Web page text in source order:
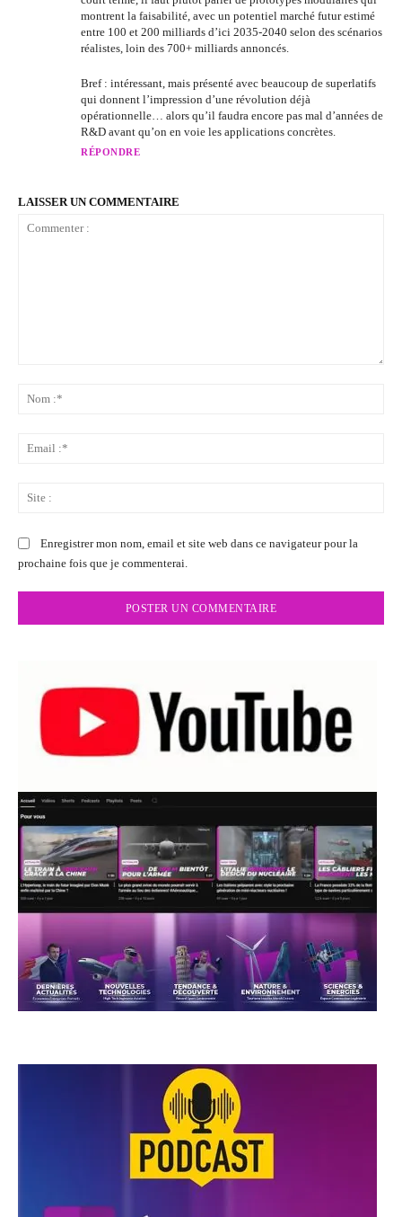
montrent la faisabilité, avec un potentiel marché futur estimé
entre 100 et 200 milliards d’ici 2035-2040 selon des scénarios
réalistes, loin des 700+ milliards annoncés.
Bref : intéressant, mais présenté avec beaucoup de superlatifs
qui donnent l’impression d’une révolution déjà
opérationnelle… alors qu’il faudra encore pas mal d’années de
R&D avant qu’on en voie les applications concrètes.
RÉPONDRE
LAISSER UN COMMENTAIRE
Enregistrer mon nom, email et site web dans ce navigateur pour la
prochaine fois que je commenterai.